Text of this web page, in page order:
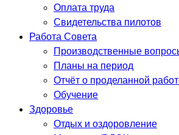
Оплата труда
Свидетельства пилотов
Работа Совета
Производственные
Планы на период
Отчёт о проделанной
Обучение
Здоровье
Отдых и оздоровление